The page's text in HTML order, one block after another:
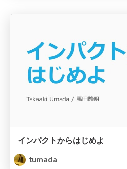
インパクトからはじめよ
tumada